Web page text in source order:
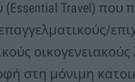
Travel) που
στη μόνιμη